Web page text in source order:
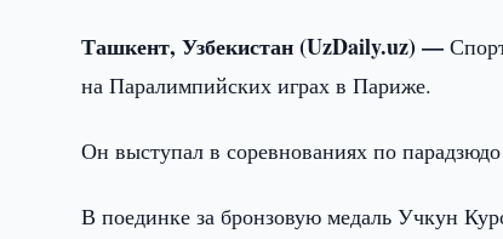
Ташкент, Узбекистан (UzDaily.uz) —
на Паралимпийских играх в Париже.
Он выступал в соревнованиях по
В поединке за бронзовую медаль Учкун